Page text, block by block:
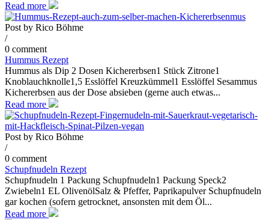
Read more
Post by Rico Böhme
/
0 comment
Hummus Rezept
Hummus als Dip 2 Dosen Kichererbsen1 Stück Zitrone1
Knoblauchknolle1,5 Esslöffel Kreuzkümmel1 Esslöffel Sesammus
Kichererbsen aus der Dose absieben (gerne auch etwas...
Read more
Post by Rico Böhme
/
0 comment
Schupfnudeln Rezept
Schupfnudeln 1 Packung Schupfnudeln1 Packung Speck2
Zwiebeln1 EL OlivenölSalz & Pfeffer, Paprikapulver Schupfnudeln
gar kochen (sofern getrocknet, ansonsten mit dem Öl...
Read more